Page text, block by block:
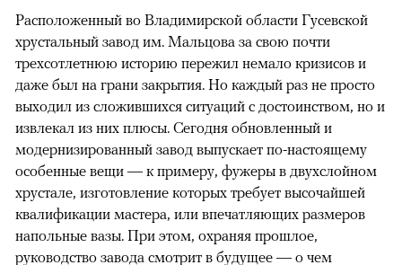
Расположенный во Владимирской области Гусевской
хрустальный завод им. Мальцова за свою почти
трехсотлетнюю историю пережил немало кризисов и
даже был на грани закрытия. Но каждый раз не просто
выходил из сложившихся ситуаций с достоинством, но и
извлекал из них плюсы. Сегодня обновленный и
модернизированный завод выпускает по-настоящему
особенные вещи — к примеру, фужеры в двухслойном
хрустале, изготовление которых требует высочайшей
квалификации мастера, или впечатляющих размеров
напольные вазы. При этом, охраняя прошлое,
руководство завода смотрит в будущее — о чем